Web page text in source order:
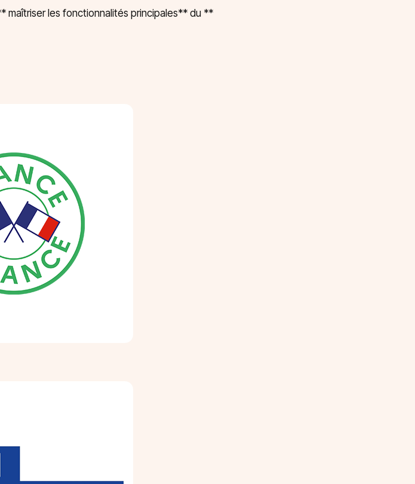
maîtriser les fonctionnalités principales** du **